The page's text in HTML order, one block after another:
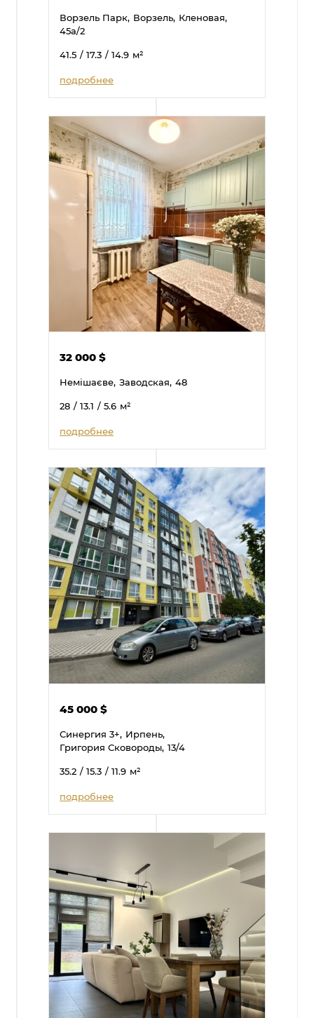
Ворзель Парк, Ворзель, Кленовая,
45а/2
41.5 / 17.3 / 14.9 м²
подробнее
32 000$
Немішаєве, Заводская, 48
28 / 13.1 / 5.6 м²
подробнее
45 000$
Синергия 3+, Ирпень,
Григория Сковороды, 13/4
35.2 / 15.3 / 11.9 м²
подробнее